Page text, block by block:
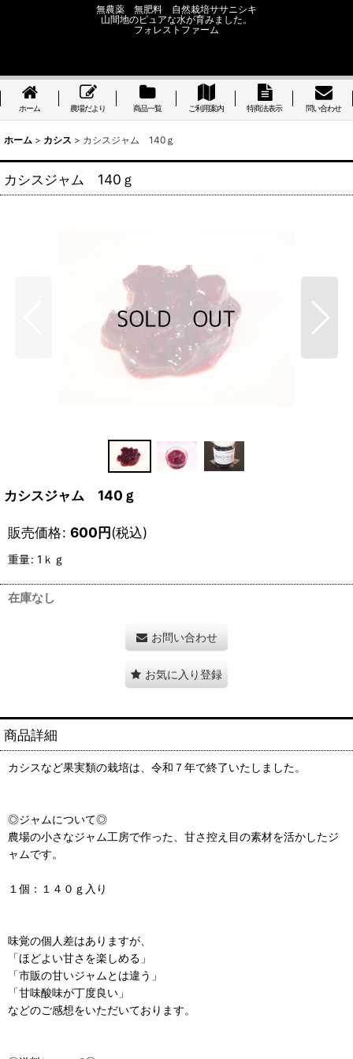
無農薬 無肥料 自然栽培ササニシキ
山間地のピュアな水が育みました。
フォレストファーム
ホーム 農場だより 商品一覧 ご利用案内 特商法表示 問い合わせ
ホーム > カシス > カシスジャム 140ｇ
カシスジャム 140ｇ
カシスジャム 140ｇ
販売価格: 600円(税込)
重量: 1ｋｇ
在庫なし
お問い合わせ
お気に入り登録
商品詳細
カシスなど果実類の栽培は、令和７年で終了いたしました。
◎ジャムについて◎
農場の小さなジャム工房で作った、甘さ控え目の素材を活かしたジ
ャムです。
１個：１４０ｇ入り
味覚の個人差はありますが、
「ほどよい甘さを楽しめる」
「市販の甘いジャムとは違う」
「甘味酸味が丁度良い」
などのご感想をいただいております。